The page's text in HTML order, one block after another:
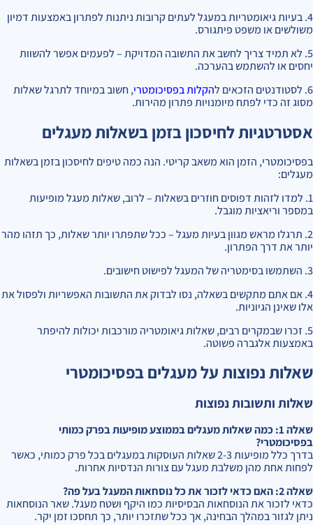
4. בעיות גיאומטריות במעגל לעתים קרובות ניתנות לפתרון באמצעות דמיון
משולשים או משפט פיתגורס.
5. לא תמיד צריך לחשב את התשובה המדויקת – לפעמים אפשר להשוות
יחסים או להשתמש בהערכה.
6. לסטודנטים הזכאים ל
הקלות בפסיכומטרי, חשוב במיוחד לתרגל שאלות
מסוג זה כדי לפתח מיומנויות פתרון מהירות.
אסטרטגיות לחיסכון בזמן בשאלות מעגלים
בפסיכומטרי, הזמן הוא משאב קריטי. הנה כמה טיפים לחיסכון בזמן בשאלות
מעגלים:
1. למדו לזהות דפוסים חוזרים בשאלות – לרוב, שאלות מעגל מופיעות
במספר וריאציות מוגבל.
2. תרגלו מראש מגוון בעיות מעגל – ככל שתפתרו יותר שאלות, כך תזהו מהר
יותר את דרך הפתרון.
3. השתמשו בסימטריה של המעגל לפישוט חישובים.
4. אם אתם מתקשים בשאלה, נסו לבדוק את התשובות האפשריות ולפסול את
אלו שאינן הגיוניות.
5. זכרו שבמקרים רבים, שאלות גיאומטריה מורכבות יכולות להיפתר
באמצעות אלגברה פשוטה.
שאלות נפוצות על מעגלים בפסיכומטרי
שאלות ותשובות נפוצות
שאלה 1: כמה שאלות מעגלים בממוצע מופיעות בפרק כמותי
בפסיכומטרי?
בדרך כלל מופיעות 2-3 שאלות העוסקות במעגלים בכל פרק כמותי, כאשר
לפחות אחת מהן משלבת מעגל עם צורות הנדסיות אחרות.
שאלה 2: האם כדאי לזכור את כל נוסחאות המעגל בעל פה?
כדאי לזכור את הנוסחאות הבסיסיות כמו היקף ושטח מעגל. שאר הנוסחאות
ניתן לגזור במהלך הבחינה, אך ככל שתזכרו יותר, כך תחסכו זמן יקר.